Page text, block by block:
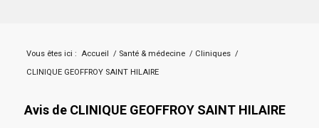
Vous êtes ici : Accueil / Santé & médecine / Cliniques /
CLINIQUE GEOFFROY SAINT HILAIRE
Avis de CLINIQUE GEOFFROY SAINT HILAIRE